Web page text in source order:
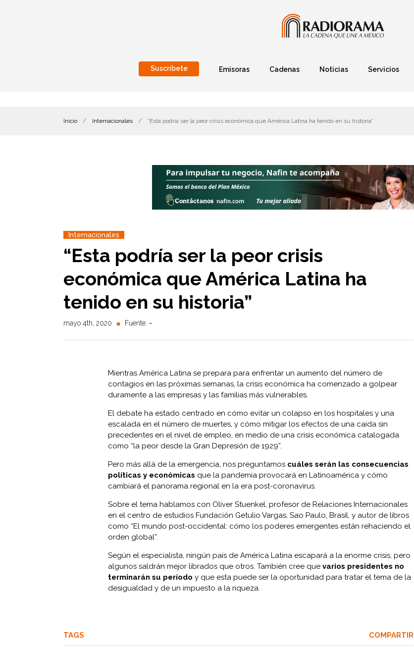
Suscríbete Emisoras Cadenas Noticias Servicios
Inicio / Internacionales / “Esta podría ser la peor crisis económica que América Latina ha tenido en su historia”
Internacionales
“Esta podría ser la peor crisis
económica que América Latina ha
tenido en su historia”
mayo 4th, 2020 Fuente: -
Mientras América Latina se prepara para enfrentar un aumento del número de
contagios en las próximas semanas, la crisis económica ha comenzado a golpear
duramente a las empresas y las familias más vulnerables.
El debate ha estado centrado en cómo evitar un colapso en los hospitales y una
escalada en el número de muertes, y cómo mitigar los efectos de una caída sin
precedentes en el nivel de empleo, en medio de una crisis económica catalogada
como “la peor desde la Gran Depresión de 1929”.
Pero más allá de la emergencia, nos preguntamos cuáles serán las consecuencias
políticas y económicas que la pandemia provocará en Latinoamérica y cómo
cambiará el panorama regional en la era post-coronavirus.
Sobre el tema hablamos con Oliver Stuenkel, profesor de Relaciones Internacionales
en el centro de estudios Fundación Getulio Vargas, Sao Paulo, Brasil, y autor de libros
como “El mundo post-occidental: cómo los poderes emergentes están rehaciendo el
orden global”.
Según el especialista, ningún país de América Latina escapará a la enorme crisis, pero
algunos saldrán mejor librados que otros. También cree que varios presidentes no
terminarán su período y que esta puede ser la oportunidad para tratar el tema de la
desigualdad y de un impuesto a la riqueza.
TAGS COMPARTIR